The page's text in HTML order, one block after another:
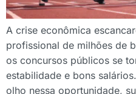
A crise econômica
profissional de milhões de
os concursos públicos se
estabilidade e bons
olho nessa oportunidade,